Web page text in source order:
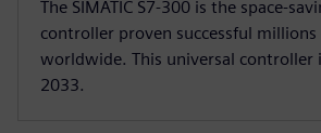
The SIMATIC S7-300 is the space-
controller proven successful
worldwide. This universal controller
2033.